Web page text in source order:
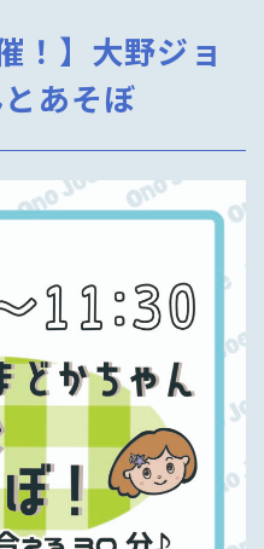
！】大野ジョ
あそぼ